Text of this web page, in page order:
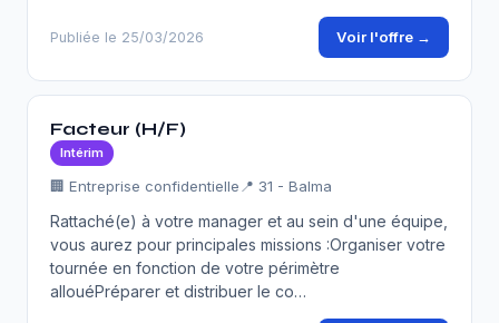
Publiée le 25/03/2026 Voir l'offre →
Facteur (H/F)
Intérim
🏢 Entreprise confidentielle 📍 31 - Balma
Rattaché(e) à votre manager et au sein d'une équipe,
vous aurez pour principales missions :Organiser votre
tournée en fonction de votre périmètre
allouéPréparer et distribuer le co…